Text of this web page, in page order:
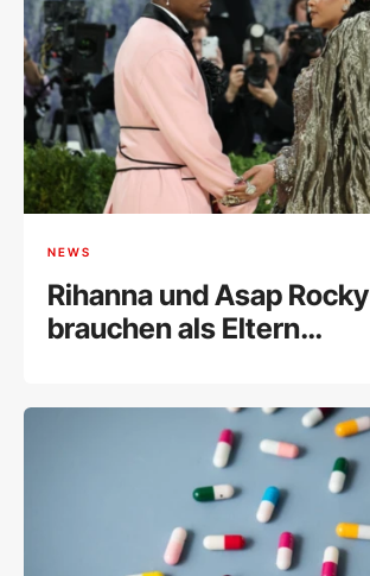
NEWS
Rihanna und Asap Rocky
brauchen als Eltern